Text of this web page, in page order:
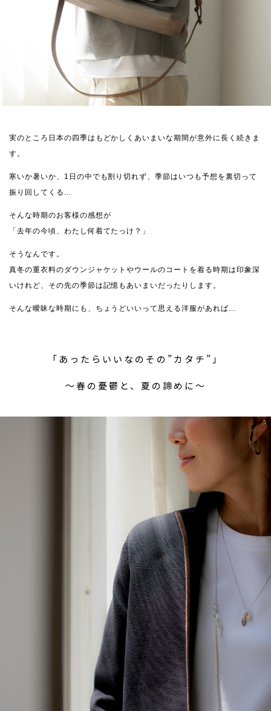
実のところ日本の四季はもどかしくあいまいな期間が意外に長く続きま
す。
寒いか暑いか、1日の中でも割り切れず、季節はいつも予想を裏切って
振り回してくる...
そんな時期のお客様の感想が
「去年の今頃、わたし何着てたっけ？」
そうなんです。
真冬の重衣料のダウンジャケットやウールのコートを着る時期は印象深
いけれど、その先の季節は記憶もあいまいだったりします。
そんな曖昧な時期にも、ちょうどいいって思える洋服があれば...
「あったらいいなのその”カタチ”」
〜春の憂鬱と、夏の諦めに〜